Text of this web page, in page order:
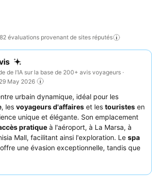
évaluations provenant de sites réputés
de l’IA sur la base de 200+ avis voyageurs ·
May 2026
urbain dynamique, idéal pour les
, les voyageurs d'affaires et les touristes en
unique et élégante. Son emplacement
pratique à l'aéroport, à La Marsa, à
Mall, facilitant ainsi l'exploration. Le spa
une évasion exceptionnelle, tandis que
», notamment du magret de canard cuit